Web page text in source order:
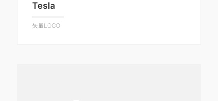
Tesla
矢量LOGO